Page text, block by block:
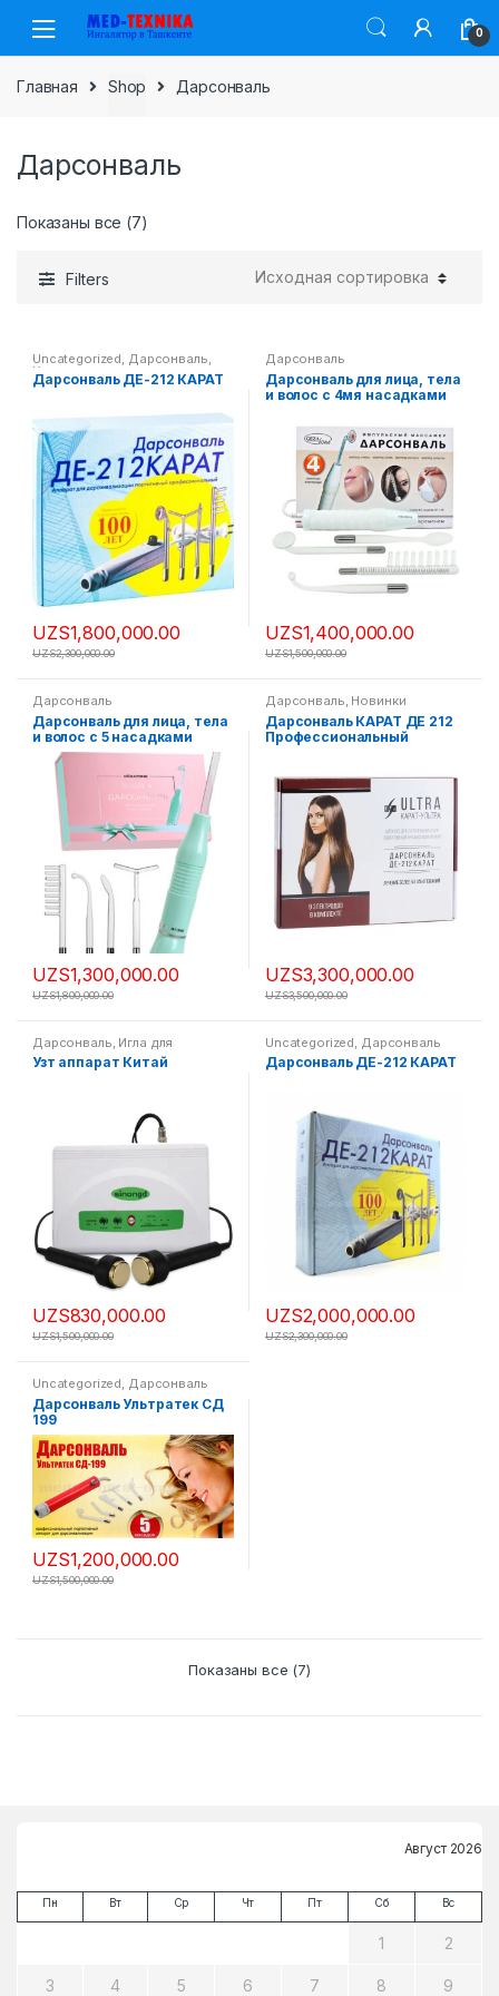
navigation
content
0
Главная Shop Дарсонваль
Дарсонваль
Показаны все (7)
Filters
Uncategorized, Дарсонваль,
Хиты продаж
Дарсонваль ДЕ-212 КАРАТ
UZS1,800,000.00
UZS2,300,000.00
Дарсонваль
Дарсонваль для лица, тела
и волос с 4мя насадками
UZS1,400,000.00
UZS1,500,000.00
Дарсонваль
Дарсонваль для лица, тела
и волос с 5 насадками
Gezatone Biolift4 203
UZS1,300,000.00
UZS1,800,000.00
Дарсонваль, Новинки
Дарсонваль КАРАТ ДЕ 212
Профессиональный
UZS3,300,000.00
UZS3,500,000.00
Дарсонваль Игла для
иглотерапии , Магнитотерапия
Электрофорез -Цзин Да
Узт аппарат Китай
UZS830,000.00
UZS1,500,000.00
Uncategorized Дарсонваль
Дарсонваль ДЕ-212 КАРАТ
UZS2,000,000.00
UZS2,300,000.00
Uncategorized, Дарсонваль
Дарсонваль Ультратек СД
199
UZS1,200,000.00
UZS1,500,000.00
Показаны все (7)
Август 2026
Пн Вт Ср Чт Пт Сб Вс
1 2
3 4 5 6 7 8 9